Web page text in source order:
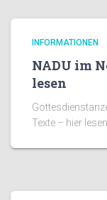
INFORMATIONEN
NADU im
lesen
Texte – hier